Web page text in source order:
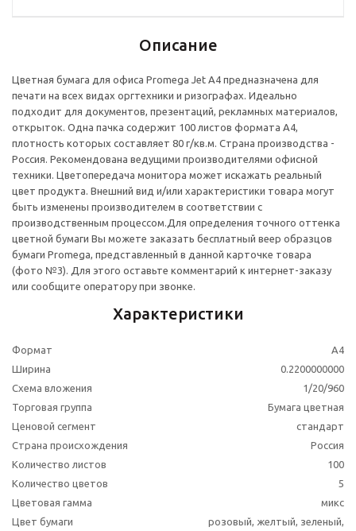
Описание
Цветная бумага для офиса Promega Jet A4 предназначена для
печати на всех видах оргтехники и ризографах. Идеально
подходит для документов, презентаций, рекламных материалов,
открыток. Одна пачка содержит 100 листов формата А4,
плотность которых составляет 80 г/кв.м. Страна производства -
Россия. Рекомендована ведущими производителями офисной
техники. Цветопередача монитора может искажать реальный
цвет продукта. Внешний вид и/или характеристики товара могут
быть изменены производителем в соответствии с
производственным процессом.Для определения точного оттенка
цветной бумаги Вы можете заказать бесплатный веер образцов
бумаги Promega, представленный в данной карточке товара
(фото №3). Для этого оставьте комментарий к интернет-заказу
или сообщите оператору при звонке.
Характеристики
Формат
А4
Ширина
0.2200000000
Схема вложения
1/20/960
Торговая группа
Бумага цветная
Ценовой сегмент
стандарт
Страна происхождения
Россия
Количество листов
100
Количество цветов
5
Цветовая гамма
микс
Цвет бумаги
розовый, желтый, зеленый,